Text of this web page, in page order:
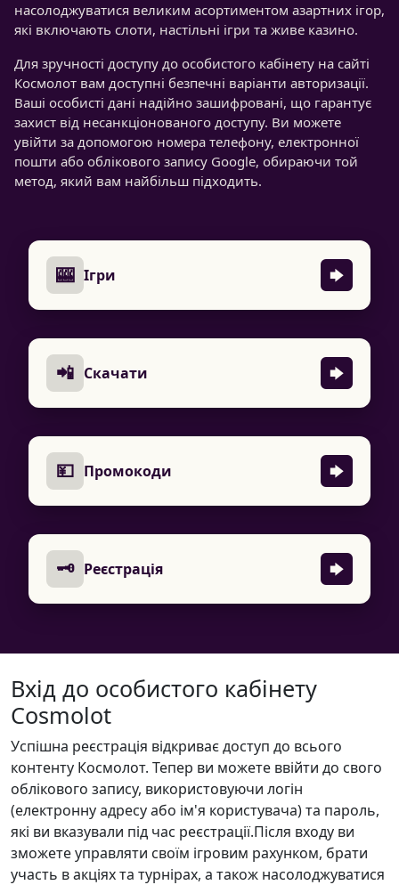
насолоджуватися великим асортиментом азартних ігор,
які включають слоти, настільні ігри та живе казино.
Для зручності доступу до особистого кабінету на сайті
Космолот вам доступні безпечні варіанти авторизації.
Ваші особисті дані надійно зашифровані, що гарантує
захист від несанкціонованого доступу. Ви можете
увійти за допомогою номера телефону, електронної
пошти або облікового запису Google, обираючи той
метод, який вам найбільш підходить.
🎰 Ігри
📲 Скачати
💴 Промокоди
🗝 Реєстрація
Вхід до особистого кабінету
Cosmolot
Успішна реєстрація відкриває доступ до всього
контенту Космолот. Тепер ви можете ввійти до свого
облікового запису, використовуючи логін
(електронну адресу або ім'я користувача) та пароль,
які ви вказували під час реєстрації.Після входу ви
зможете управляти своїм ігровим рахунком, брати
участь в акціях та турнірах, а також насолоджуватися